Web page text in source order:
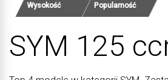
Wysokość Popularność
SYM 125